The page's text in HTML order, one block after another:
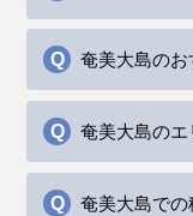
奄美大島のお
奄美大島のエ
奄美大島での